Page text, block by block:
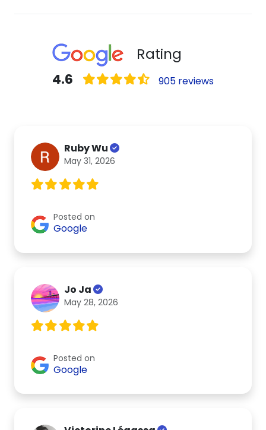
Rating
4.6 905 reviews
Ruby Wu
May 31, 2026
Posted on
Google
Jo Ja
May 28, 2026
Posted on
Google